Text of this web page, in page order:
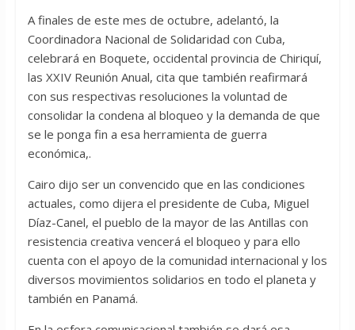
A finales de este mes de octubre, adelantó, la
Coordinadora Nacional de Solidaridad con Cuba,
celebrará en Boquete, occidental provincia de Chiriquí,
las XXIV Reunión Anual, cita que también reafirmará
con sus respectivas resoluciones la voluntad de
consolidar la condena al bloqueo y la demanda de que
se le ponga fin a esa herramienta de guerra
económica,.
Cairo dijo ser un convencido que en las condiciones
actuales, como dijera el presidente de Cuba, Miguel
Díaz-Canel, el pueblo de la mayor de las Antillas con
resistencia creativa vencerá el bloqueo y para ello
cuenta con el apoyo de la comunidad internacional y los
diversos movimientos solidarios en todo el planeta y
también en Panamá.